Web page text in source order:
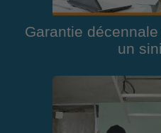
Garantie
un